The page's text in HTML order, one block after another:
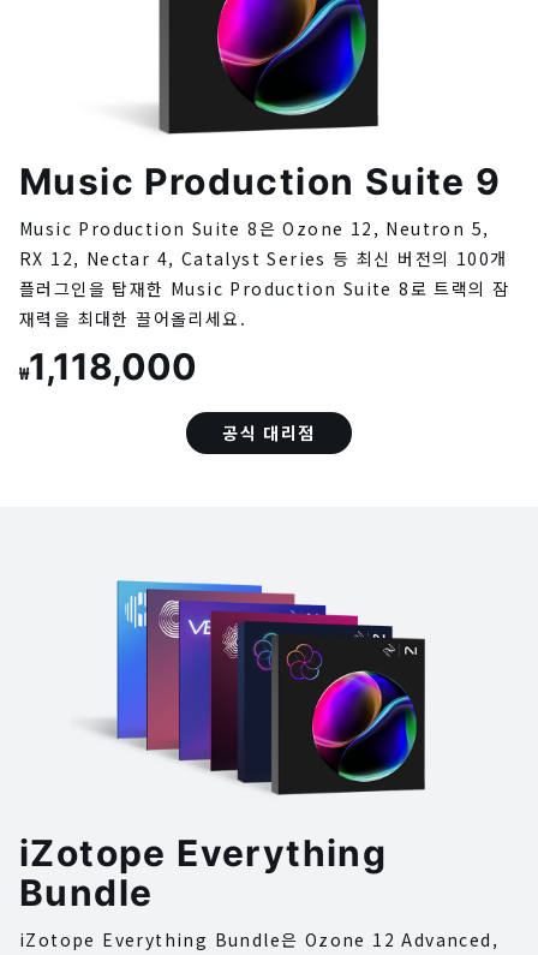
Music Production Suite 9
Music Production Suite 8은 Ozone 12, Neutron 5,
RX 12, Nectar 4, Catalyst Series 등 최신 버전의 100개
플러그인을 탑재한 Music Production Suite 8로 트랙의 잠
재력을 최대한 끌어올리세요.
₩1,118,000
공식 대리점
iZotope Everything
Bundle
iZotope Everything Bundle은 Ozone 12 Advanced,